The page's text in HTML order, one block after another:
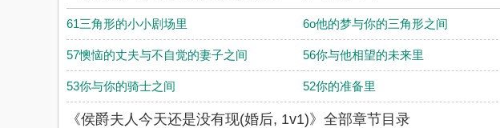
61三角形的小小剧场里 6o他的梦与你的三角形之间
57懊恼的丈夫与不自觉的妻子之间 56你与他相望的未来里
53你与你的骑士之间 52你的准备里
《侯爵夫人今天还是没有现(婚后, 1v1)》全部章节目录